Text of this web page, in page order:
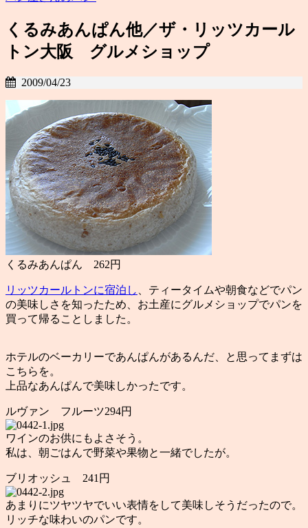
くるみあんぱん他／ザ・リッツカール
トン大阪 グルメショップ
2009/04/23
くるみあんぱん 262円
リッツカールトンに宿泊し
、ティータイムや朝食などでパン
の美味しさを知ったため、お土産にグルメショップでパンを
買って帰ることしました。
ホテルのベーカリーであんぱんがあるんだ、と思ってまずは
こちらを。
上品なあんぱんで美味しかったです。
ルヴァン フルーツ294円
ワインのお供にもよさそう。
私は、朝ごはんで野菜や果物と一緒でしたが。
ブリオッシュ 241円
あまりにツヤツヤでいい表情をして美味しそうだったので。
リッチな味わいのパンです。